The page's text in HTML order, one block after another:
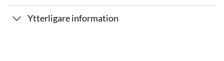
Ytterligare information